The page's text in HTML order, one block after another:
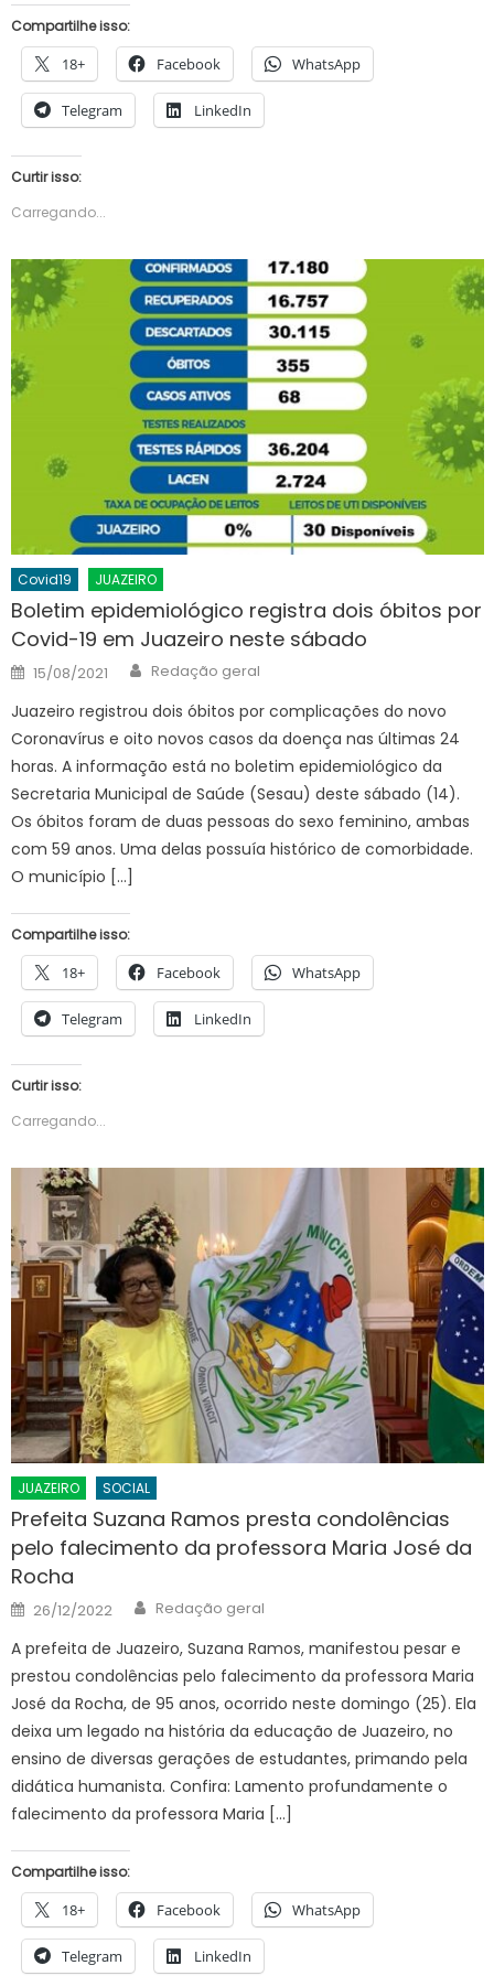
Compartilhe isso:
18+ Facebook WhatsApp
Telegram LinkedIn
Curtir isso:
Carregando...
Covid19 JUAZEIRO
Boletim epidemiológico registra dois óbitos por
Covid-19 em Juazeiro neste sábado
Posted
on
15/08/2021 Author
Redação geral
Juazeiro registrou dois óbitos por complicações do novo
Coronavírus e oito novos casos da doença nas últimas 24
horas. A informação está no boletim epidemiológico da
Secretaria Municipal de Saúde (Sesau) deste sábado (14).
Os óbitos foram de duas pessoas do sexo feminino, ambas
com 59 anos. Uma delas possuía histórico de comorbidade.
O município […]
Compartilhe isso:
18+ Facebook WhatsApp
Telegram LinkedIn
Curtir isso:
Carregando...
JUAZEIRO SOCIAL
Prefeita Suzana Ramos presta condolências
pelo falecimento da professora Maria José da
Rocha
Posted
on
26/12/2022 Author
Redação geral
A prefeita de Juazeiro, Suzana Ramos, manifestou pesar e
prestou condolências pelo falecimento da professora Maria
José da Rocha, de 95 anos, ocorrido neste domingo (25). Ela
deixa um legado na história da educação de Juazeiro, no
ensino de diversas gerações de estudantes, primando pela
didática humanista. Confira: Lamento profundamente o
falecimento da professora Maria […]
Compartilhe isso:
18+ Facebook WhatsApp
Telegram LinkedIn